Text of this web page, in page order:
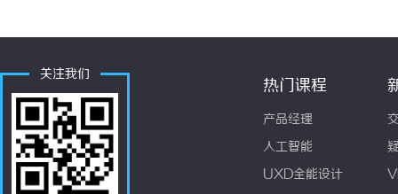
关注我们
热门课程
产品经理
人工智能
UXD全能设计